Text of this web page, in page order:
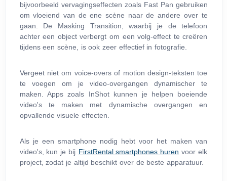
bijvoorbeeld vervagingseffecten zoals Fast Pan gebruiken
om vloeiend van de ene scène naar de andere over te
gaan. De Masking Transition, waarbij je de telefoon
achter een object verbergt om een volg-effect te creëren
tijdens een scène, is ook zeer effectief in fotografie.
Vergeet niet om voice-overs of motion design-teksten toe
te voegen om je video-overgangen dynamischer te
maken. Apps zoals InShot kunnen je helpen boeiende
video's te maken met dynamische overgangen en
opvallende visuele effecten.
Als je een smartphone nodig hebt voor het maken van
video's, kun je bij FirstRental smartphones huren voor elk
project, zodat je altijd beschikt over de beste apparatuur.